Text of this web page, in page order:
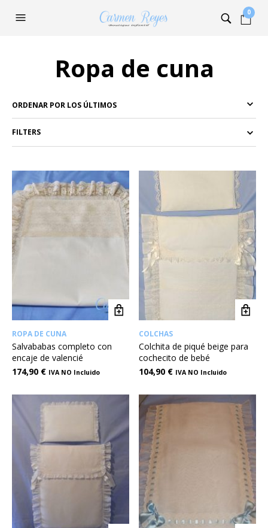
0
Ropa de cuna
FILTERS
ROPA DE CUNA
Salvababas completo con
encaje de valencié
174,90 € IVA NO Incluido
COLCHAS
Colchita de piqué beige para
cochecito de bebé
104,90 € IVA NO Incluido